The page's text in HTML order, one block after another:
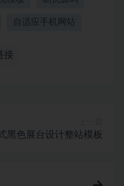
自适应手机网站
接
黑色展台设计整站模板